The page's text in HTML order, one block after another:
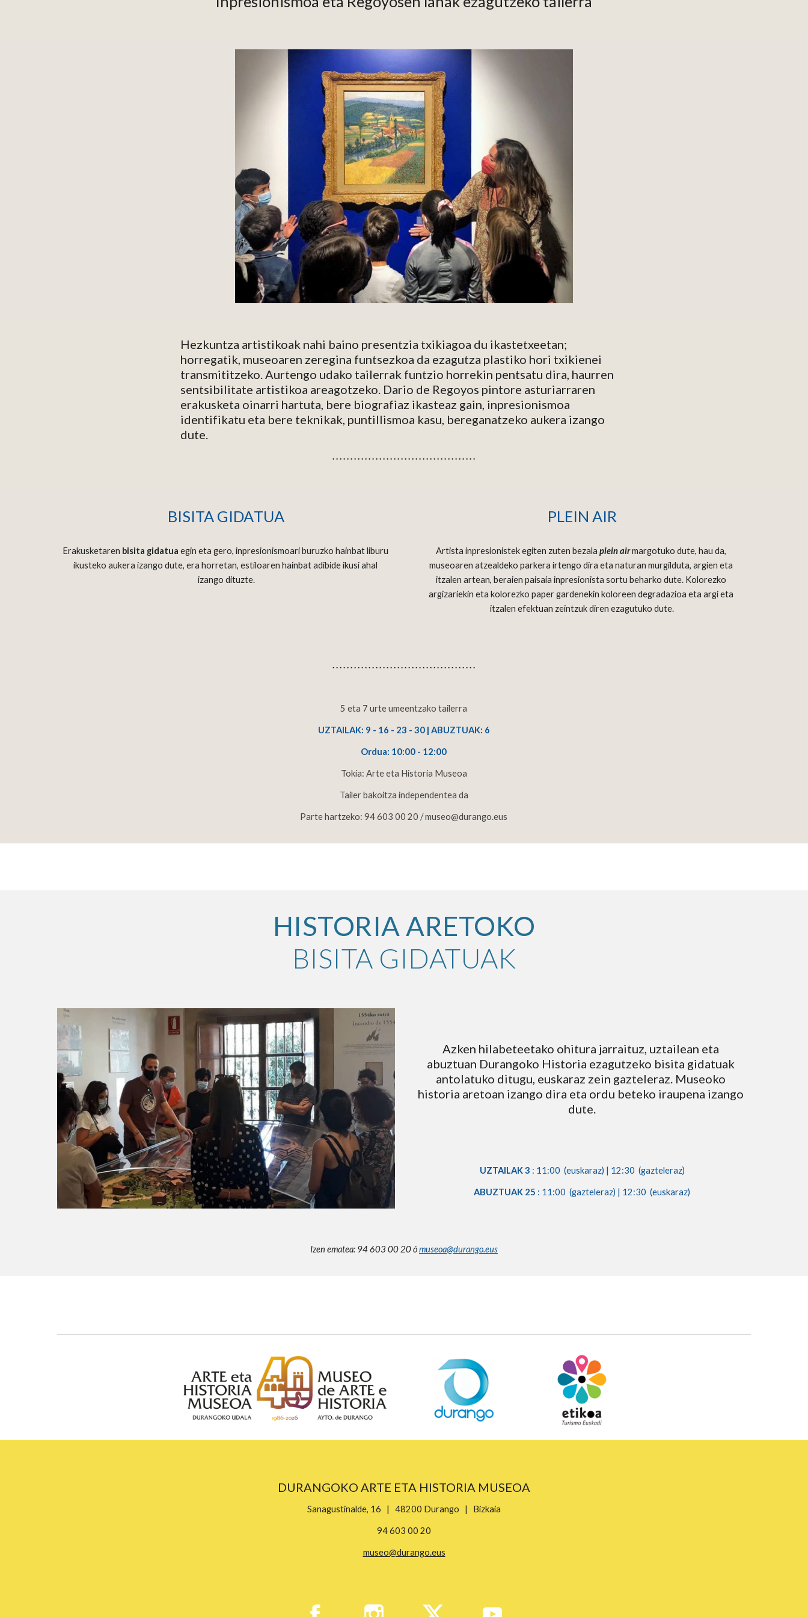
Hezkuntza artistikoak nahi baino presentzia txikiagoa du ikastetxeetan;
horregatik, museoaren zeregina funtsezkoa da ezagutza plastiko hori txikienei
transmititzeko. Aurtengo udako tailerrak funtzio horrekin pentsatu dira, haurren
sentsibilitate artistikoa areagotzeko. Dario de Regoyos pintore asturiarraren
erakusketa oinarri hartuta, bere biografiaz ikasteaz gain, inpresionismoa
identifikatu eta bere teknikak, puntillismoa kasu, bereganatzeko aukera izango
dute.
. . . . . . . . . . . . . . . . . . . . . . . . . . . . . . . . . . . . . . . .
BISITA GIDATUA
Erakusketaren bisita gidatua egin eta gero, inpresionismoari buruzko hainbat liburu
ikusteko aukera izango dute, era horretan, estiloaren hainbat adibide ikusi ahal
izango dituzte.
PLEIN AIR
Artista inpresionistek egiten zuten bezala plein air margotuko dute, hau da,
museoaren atzealdeko parkera irtengo dira eta naturan murgilduta, argien eta
itzalen artean, beraien paisaia inpresionista sortu beharko dute. Kolorezko
argizariekin eta kolorezko paper gardenekin koloreen degradazioa eta argi eta
itzalen efektuan zeintzuk diren ezagutuko dute.
. . . . . . . . . . . . . . . . . . . . . . . . . . . . . . . . . . . . . . . .
5 eta 7 urte umeentzako tailerra
UZTAILAK: 9 - 16 - 23 - 30 | ABUZTUAK: 6
Ordua: 10:00 - 12:00
Tokia: Arte eta Historia Museoa
Tailer bakoitza independentea da
Parte hartzeko: 94 603 00 20 / museo@durango.eus
HISTORIA ARETOKO
BISITA GIDATUAK
Azken hilabeteetako ohitura jarraituz, uztailean eta
abuztuan Durangoko Historia ezagutzeko bisita gidatuak
antolatuko ditugu, euskaraz zein gazteleraz. Museoko
historia aretoan izango dira eta ordu beteko iraupena izango
dute.
UZTAILAK 3 : 11:00  (euskaraz) | 12:30  (gazteleraz)
ABUZTUAK 25 : 11:00  (gazteleraz) | 12:30  (euskaraz)
Izen ematea: 94 603 00 20 ó museoa@durango.eus
DURANGOKO ARTE ETA HISTORIA MUSEOA
Sanagustinalde, 16 | 48200 Durango | Bizkaia
94 603 00 20
museo@durango.eus